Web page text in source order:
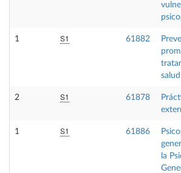
1 S1 61882
salud
2 S1 61878
1 S1 61886
la